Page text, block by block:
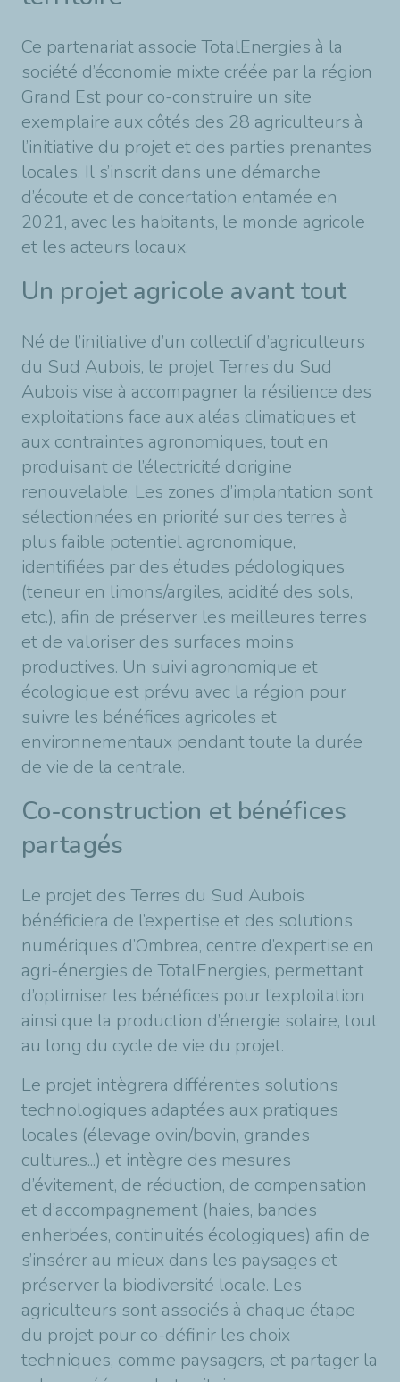
Ce partenariat associe TotalEnergies à la
société d’économie mixte créée par la région
Grand Est pour co-construire un site
exemplaire aux côtés des 28 agriculteurs à
l’initiative du projet et des parties prenantes
locales. Il s’inscrit dans une démarche
d’écoute et de concertation entamée en
2021, avec les habitants, le monde agricole
et les acteurs locaux.
Un projet agricole avant tout
Né de l’initiative d’un collectif d’agriculteurs
du Sud Aubois, le projet Terres du Sud
Aubois vise à accompagner la résilience des
exploitations face aux aléas climatiques et
aux contraintes agronomiques, tout en
produisant de l’électricité d’origine
renouvelable. Les zones d’implantation sont
sélectionnées en priorité sur des terres à
plus faible potentiel agronomique,
identifiées par des études pédologiques
(teneur en limons/argiles, acidité des sols,
etc.), afin de préserver les meilleures terres
et de valoriser des surfaces moins
productives. Un suivi agronomique et
écologique est prévu avec la région pour
suivre les bénéfices agricoles et
environnementaux pendant toute la durée
de vie de la centrale.
Co-construction et bénéfices
partagés
Le projet des Terres du Sud Aubois
bénéficiera de l’expertise et des solutions
numériques d’Ombrea, centre d’expertise en
agri-énergies de TotalEnergies, permettant
d’optimiser les bénéfices pour l’exploitation
ainsi que la production d’énergie solaire, tout
au long du cycle de vie du projet.
Le projet intègrera différentes solutions
technologiques adaptées aux pratiques
locales (élevage ovin/bovin, grandes
cultures...) et intègre des mesures
d’évitement, de réduction, de compensation
et d’accompagnement (haies, bandes
enherbées, continuités écologiques) afin de
s’insérer au mieux dans les paysages et
préserver la biodiversité locale. Les
agriculteurs sont associés à chaque étape
du projet pour co-définir les choix
techniques, comme paysagers, et partager la